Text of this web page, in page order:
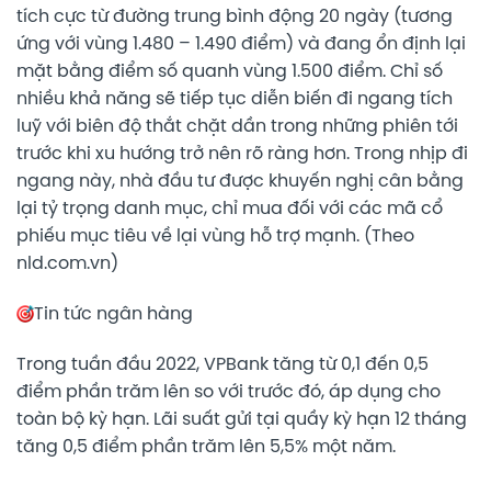
tích cực từ đường trung bình động 20 ngày (tương
ứng với vùng 1.480 – 1.490 điểm) và đang ổn định lại
mặt bằng điểm số quanh vùng 1.500 điểm. Chỉ số
nhiều khả năng sẽ tiếp tục diễn biến đi ngang tích
luỹ với biên độ thắt chặt dần trong những phiên tới
trước khi xu hướng trở nên rõ ràng hơn. Trong nhịp đi
ngang này, nhà đầu tư được khuyến nghị cân bằng
lại tỷ trọng danh mục, chỉ mua đối với các mã cổ
phiếu mục tiêu về lại vùng hỗ trợ mạnh. (Theo
nld.com.vn)
Tin tức ngân hàng
Trong tuần đầu 2022, VPBank tăng từ 0,1 đến 0,5
điểm phần trăm lên so với trước đó, áp dụng cho
toàn bộ kỳ hạn. Lãi suất gửi tại quầy kỳ hạn 12 tháng
tăng 0,5 điểm phần trăm lên 5,5% một năm.